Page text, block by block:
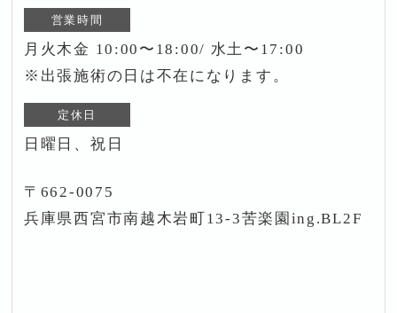
営業時間
月火木金 10:00〜18:00/ 水土〜17:00
※出張施術の日は不在になります。
定休日
日曜日、祝日
〒662-0075
兵庫県西宮市南越木岩町13-3苦楽園ing.BL2F